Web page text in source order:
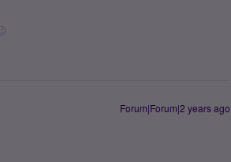
Forum|Forum|2 years ago